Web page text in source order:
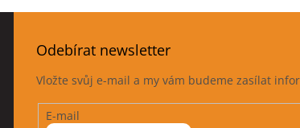
Odebírat newsletter
Vložte svůj e-mail a my vám budeme zasílat
E-mail